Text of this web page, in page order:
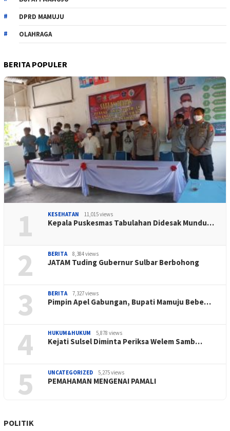
DPRD MAMUJU
OLAHRAGA
BERITA POPULER
1 KESEHATAN 11,015 views
Kepala Puskesmas Tabulahan Didesak Mundu…
2 BERITA 8,384 views
JATAM Tuding Gubernur Sulbar Berbohong
3 BERITA 7,327 views
Pimpin Apel Gabungan, Bupati Mamuju Bebe…
4 HUKUM&HUKUM 5,878 views
Kejati Sulsel Diminta Periksa Welem Samb…
5 UNCATEGORIZED 5,275 views
PEMAHAMAN MENGENAI PAMALI
POLITIK